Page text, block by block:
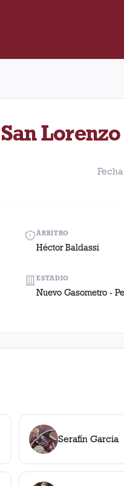
el Domingo, 8 de
San
ÁRBITRO
Héctor Baldassi
ESTADIO
Nuevo Gasometro -
Serafín Garcia